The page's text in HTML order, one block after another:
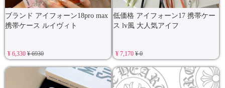
ブランド アイフォーン18pro max
携帯ケース ルイヴィト
¥ 6,330¥ 6930
低価格 アイフォーン17 携帯ケー
ス lv風 大人気アイフ
¥ 7,170¥ 0